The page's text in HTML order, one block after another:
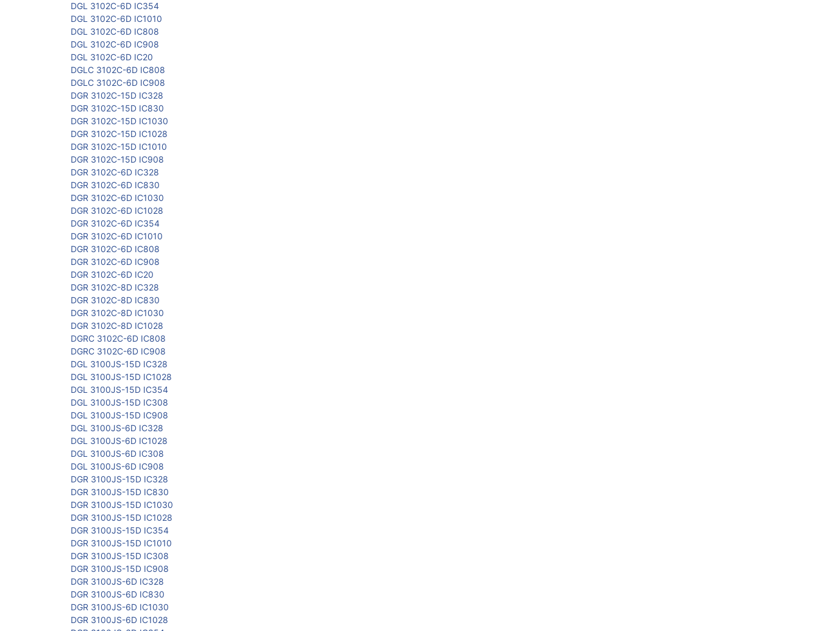
DGL 3102C-6D IC354
DGL 3102C-6D IC1010
DGL 3102C-6D IC808
DGL 3102C-6D IC908
DGL 3102C-6D IC20
DGLC 3102C-6D IC808
DGLC 3102C-6D IC908
DGR 3102C-15D IC328
DGR 3102C-15D IC830
DGR 3102C-15D IC1030
DGR 3102C-15D IC1028
DGR 3102C-15D IC1010
DGR 3102C-15D IC908
DGR 3102C-6D IC328
DGR 3102C-6D IC830
DGR 3102C-6D IC1030
DGR 3102C-6D IC1028
DGR 3102C-6D IC354
DGR 3102C-6D IC1010
DGR 3102C-6D IC808
DGR 3102C-6D IC908
DGR 3102C-6D IC20
DGR 3102C-8D IC328
DGR 3102C-8D IC830
DGR 3102C-8D IC1030
DGR 3102C-8D IC1028
DGRC 3102C-6D IC808
DGRC 3102C-6D IC908
DGL 3100JS-15D IC328
DGL 3100JS-15D IC1028
DGL 3100JS-15D IC354
DGL 3100JS-15D IC308
DGL 3100JS-15D IC908
DGL 3100JS-6D IC328
DGL 3100JS-6D IC1028
DGL 3100JS-6D IC308
DGL 3100JS-6D IC908
DGR 3100JS-15D IC328
DGR 3100JS-15D IC830
DGR 3100JS-15D IC1030
DGR 3100JS-15D IC1028
DGR 3100JS-15D IC354
DGR 3100JS-15D IC1010
DGR 3100JS-15D IC308
DGR 3100JS-15D IC908
DGR 3100JS-6D IC328
DGR 3100JS-6D IC830
DGR 3100JS-6D IC1030
DGR 3100JS-6D IC1028